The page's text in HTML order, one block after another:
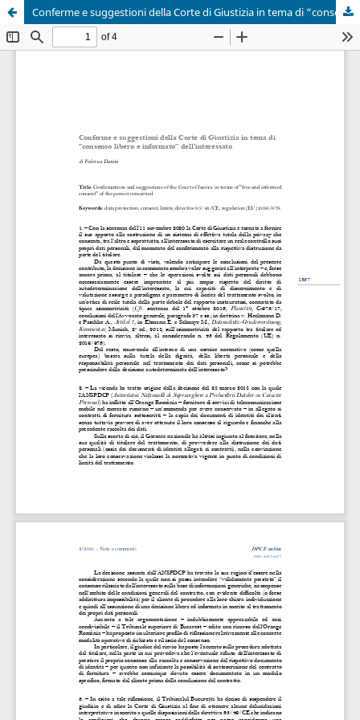
Conferme e suggestioni della Corte di Giustizia in tema di “consenso libero e informato” dell’interessato